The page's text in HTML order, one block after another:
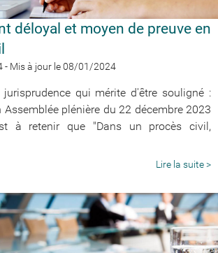
déloyal et moyen de preuve en
- Mis à jour le 08/01/2024
qui mérite d'être souligné :
plénière du 22 décembre 2023
à retenir que "Dans un procès civil,
Lire la suite >